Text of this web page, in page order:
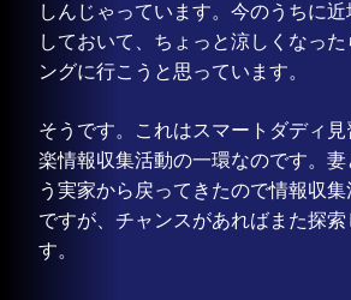
しんじゃっています。今のうちに
しておいて、ちょっと涼しくなっ
ングに行こうと思っています。
そうです。これはスマートダディ
楽情報収集活動の一環なのです。妻
う実家から戻ってきたので情報収
ですが、チャンスがあればまた探索
す。